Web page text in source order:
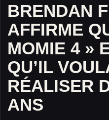
BRENDAN
AFFIRME
MOMIE 4 »
QU’IL
RÉALISER
ANS